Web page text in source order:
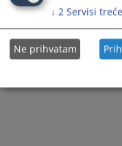
shortcuts
for
changing
dates.
↓ 2 Servisi
Ne prihvatam